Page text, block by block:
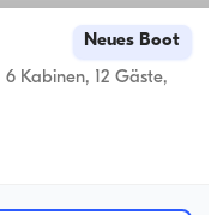
Neues Boot
Kabinen, 12 Gäste,